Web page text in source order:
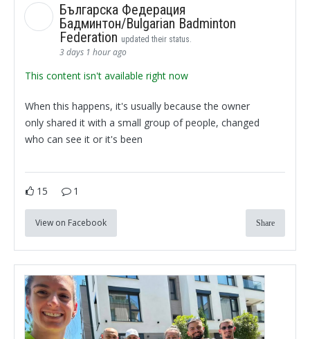
Българска Федерация
Бадминтон/Bulgarian Badminton
Federation updated their status.
3 days 1 hour ago
This content isn't available right now
When this happens, it's usually because the owner
only shared it with a small group of people, changed
who can see it or it's been
15 1
View on Facebook Share